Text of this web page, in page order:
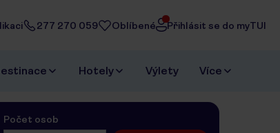
277 270 059 Oblíbené Přihlásit se do myTUI
Hotely Výlety Více
Počet osob